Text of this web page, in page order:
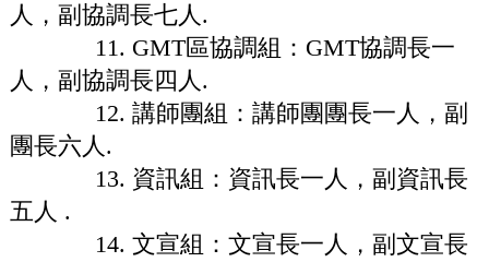
人，副協調長七人.
11. GMT區協調組：GMT協調長一
人，副協調長四人.
12. 講師團組：講師團團長一人，副
團長六人.
13. 資訊組：資訊長一人，副資訊長
五人 .
14. 文宣組：文宣長一人，副文宣長